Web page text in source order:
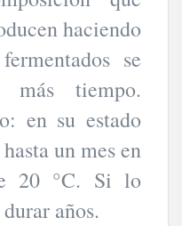
haciendo
se
más tiempo.
en su estado
un mes en
20 °C. Si lo
años.